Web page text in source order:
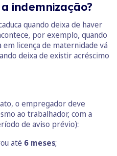
indemnização?
quando deixa de haver
por exemplo, quando
licença de maternidade vá
deixa de existir acréscimo
o empregador deve
ao trabalhador, com a
de aviso prévio):
até 6 meses;